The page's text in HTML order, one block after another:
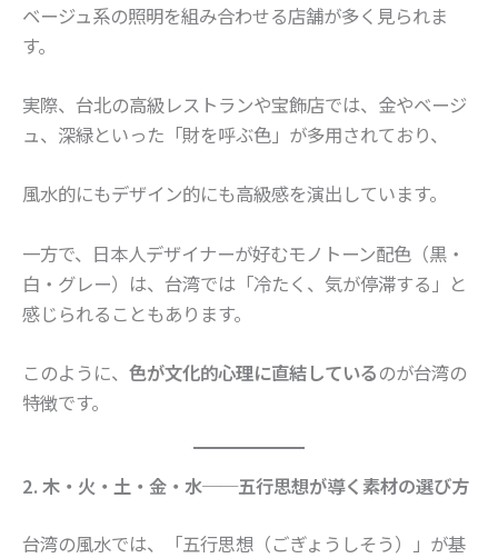
ベージュ系の照明を組み合わせる店舗が多く見られま
す。
実際、台北の高級レストランや宝飾店では、金やベージ
ュ、深緑といった「財を呼ぶ色」が多用されており、
風水的にもデザイン的にも高級感を演出しています。
一方で、日本人デザイナーが好むモノトーン配色（黒・
白・グレー）は、台湾では「冷たく、気が停滞する」と
感じられることもあります。
このように、 色が文化的心理に直結しているのが台湾の
特徴です。
2. 木・火・土・金・水──五行思想が導く素材の選び方
台湾の風水では、「五行思想（ごぎょうしそう）」が基